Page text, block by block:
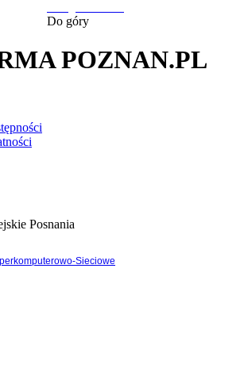
Do góry
POZNAN.PL
Posnania
Sieciowe